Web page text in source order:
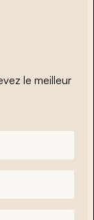
le meilleur